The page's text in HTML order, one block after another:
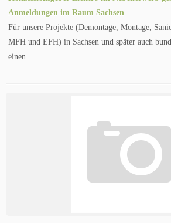
Anmeldungen im Raum Sachsen
Für unsere Projekte (Demontage, Montage,
MFH und EFH) in Sachsen und später auch
einen…